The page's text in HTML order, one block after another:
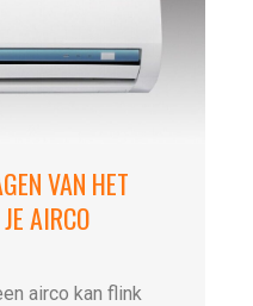
VAN HET
AIRCO
airco kan flink